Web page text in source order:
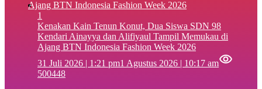
1
‎Kenakan Kain Tenun Konut, Dua Siswa SDN 98
Kendari Ainayya dan Alifiyaul Tampil Memukau di
Ajang BTN Indonesia Fashion Week 2026
31 Juli 2026 | 1:21 pm1 Agustus 2026 | 10:17 am
500448